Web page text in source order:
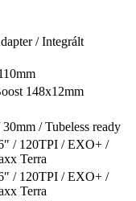
/ Integrált
148x12mm
/ Tubeless ready
/ 120TPI / EXO+ /
Terra
/ 120TPI / EXO+ /
Terra